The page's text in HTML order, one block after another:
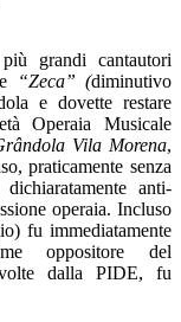
grandi cantautori
“Zeca” (diminutivo
e dovette restare
Operaia Musicale
Vila Morena,
praticamente senza
anti-
operaia. Incluso
fu immediatamente
oppositore del
dalla PIDE, fu